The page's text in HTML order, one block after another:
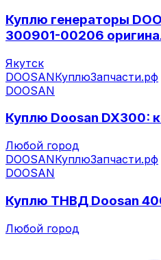
Куплю генераторы
300901-00206
Якутск
DOOSANКуплюЗапчасти.рф
DOOSAN
Куплю Doosan DX300:
Любой город
DOOSANКуплюЗапчасти.рф
DOOSAN
Куплю ТНВД Doosan
Любой город